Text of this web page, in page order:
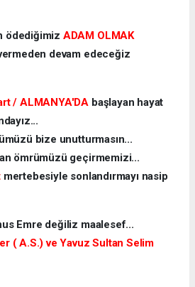
ödediğimiz ADAM OLMAK
devam edeceğiz
/ ALMANYA'DA başlayan hayat
bize unutturmasın...
ömrümüzü geçirmemizi...
mertebesiyle sonlandırmayı nasip
Emre değiliz maalesef...
( A.S.) ve Yavuz Sultan Selim